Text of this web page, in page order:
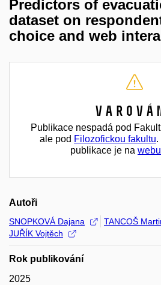
Predictors of
dataset on
choice and web
Publikace nespadá pod
ale pod Filozofickou fakultu.
publikace je na
Autoři
SNOPKOVÁ Dajana TANCOŠ
JUŘÍK Vojtěch
Rok publikování
2025